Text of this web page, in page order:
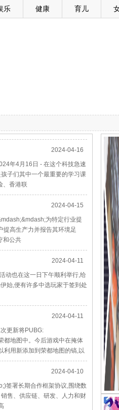
乐 健康 育儿
2024-04-16
年4月16日 - 在这个科技急速
子们其中一个最重要的学习课
、香港联
2024-04-15
为特定行业提
提高生产力并报告其环境足
和公共
2024-04-11
动也在这一日下午顺利举行,给
始,便有许多中选玩家于签到处
2024-04-11
更新将PUBG:
都地图中。今后游戏中在掩体
利用新添加到荣都地图的镐,以
2024-04-10
签署长期合作框架协议,围绕数
售、供应链、研发、人力和财